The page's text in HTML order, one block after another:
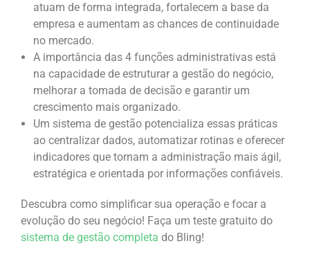
atuam de forma integrada, fortalecem a base da
empresa e aumentam as chances de continuidade
no mercado.
A importância das 4 funções administrativas está
na capacidade de estruturar a gestão do negócio,
melhorar a tomada de decisão e garantir um
crescimento mais organizado.
Um sistema de gestão potencializa essas práticas
ao centralizar dados, automatizar rotinas e oferecer
indicadores que tornam a administração mais ágil,
estratégica e orientada por informações confiáveis.
Descubra como simplificar sua operação e focar a
evolução do seu negócio! Faça um teste gratuito do
sistema de gestão completa do Bling!